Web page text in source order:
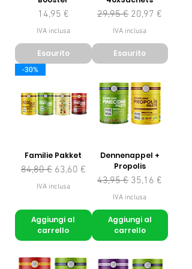
Prezzo
14,95 €
IVA inclusa
Esaurito
Prezzo regolare
29,95 € Prezzo scontato
20,97 €
IVA inclusa
Esaurito
-30%
Familie Pakket
Prezzo regolare
84,80 € Prezzo scontato
63,60 €
IVA inclusa
Aggiungi al
carrello
Dennenappel +
Propolis
Prezzo regolare
43,95 € Prezzo scontato
35,16 €
IVA inclusa
Aggiungi al
carrello